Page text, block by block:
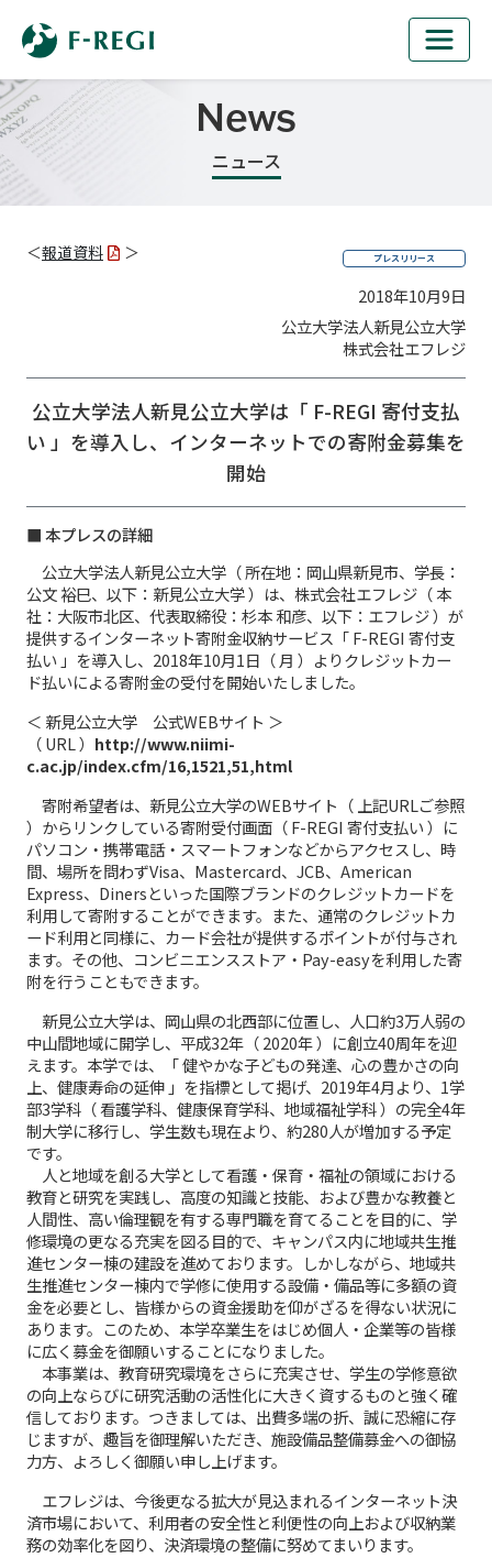
News
ニュース
＜報道資料 ＞ プレスリリース
2018年10月9日
公立大学法人新見公立大学
株式会社エフレジ
公立大学法人新見公立大学は「 F-REGI 寄付支払
い 」を導入し、 インターネットでの寄附金募集を
開始
■ 本プレスの詳細
公立大学法人新見公立大学（ 所在地：岡山県新見市、学長：
公文 裕巳、以下：新見公立大学 ）は、株式会社エフレジ（ 本
社：大阪市北区、代表取締役：杉本 和彦、以下：エフレジ ）が
提供するインターネット寄附金収納サービス「 F-REGI 寄付支
払い 」を導入し、2018年10月1日（ 月 ）よりクレジットカー
ド払いによる寄附金の受付を開始いたしました。
＜ 新見公立大学 公式WEBサイト ＞
（ URL ） http://www.niimi-
c.ac.jp/index.cfm/16,1521,51,html
寄附希望者は、新見公立大学のWEBサイト（ 上記URLご参照
）からリンクしている寄附受付画面（ F-REGI 寄付支払い ）に
パソコン・携帯電話・スマートフォンなどからアクセスし、時
間、場所を問わずVisa、Mastercard、JCB、American
Express、Dinersといった国際ブランドのクレジットカードを
利用して寄附することができます。また、通常のクレジットカ
ード利用と同様に、カード会社が提供するポイントが付与され
ます。その他、コンビニエンスストア・Pay-easyを利用した寄
附を行うこともできます。
新見公立大学は、岡山県の北西部に位置し、人口約3万人弱の
中山間地域に開学し、平成32年（ 2020年 ）に創立40周年を迎
えます。本学では、「 健やかな子どもの発達、心の豊かさの向
上、健康寿命の延伸 」を指標として掲げ、2019年4月より、1学
部3学科（ 看護学科、健康保育学科、地域福祉学科 ）の完全4年
制大学に移行し、学生数も現在より、約280人が増加する予定
です。
人と地域を創る大学として看護・保育・福祉の領域における
教育と研究を実践し、高度の知識と技能、および豊かな教養と
人間性、高い倫理観を有する専門職を育てることを目的に、学
修環境の更なる充実を図る目的で、キャンパス内に地域共生推
進センター棟の建設を進めております。しかしながら、地域共
生推進センター棟内で学修に使用する設備・備品等に多額の資
金を必要とし、皆様からの資金援助を仰がざるを得ない状況に
あります。このため、本学卒業生をはじめ個人・企業等の皆様
に広く募金を御願いすることになりました。
本事業は、教育研究環境をさらに充実させ、学生の学修意欲
の向上ならびに研究活動の活性化に大きく資するものと強く確
信しております。つきましては、出費多端の折、誠に恐縮に存
じますが、趣旨を御理解いただき、施設備品整備募金への御協
力方、よろしく御願い申し上げます。
エフレジは、今後更なる拡大が見込まれるインターネット決
済市場において、利用者の安全性と利便性の向上および収納業
務の効率化を図り、決済環境の整備に努めてまいります。